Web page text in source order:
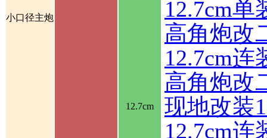
小口径主炮
12.7cm
12.7cm
高角炮改
12.7cm
高角炮改
现地改装
12.7cm